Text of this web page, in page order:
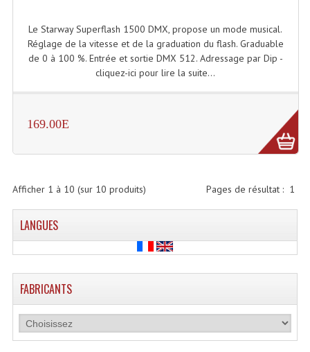
Projecteurs Théatre: Plan Convexe Fresnel
Rampe De Spots
Le Starway Superflash 1500 DMX, propose un mode musical.
Réglage de la vitesse et de la graduation du flash. Graduable
de 0 à 100 %. Entrée et sortie DMX 512. Adressage par Dip -
cliquez-ici pour lire la suite...
169.00E
Pages de résultat : 1
Afficher 1 à 10 (sur 10 produits)
LANGUES
FABRICANTS